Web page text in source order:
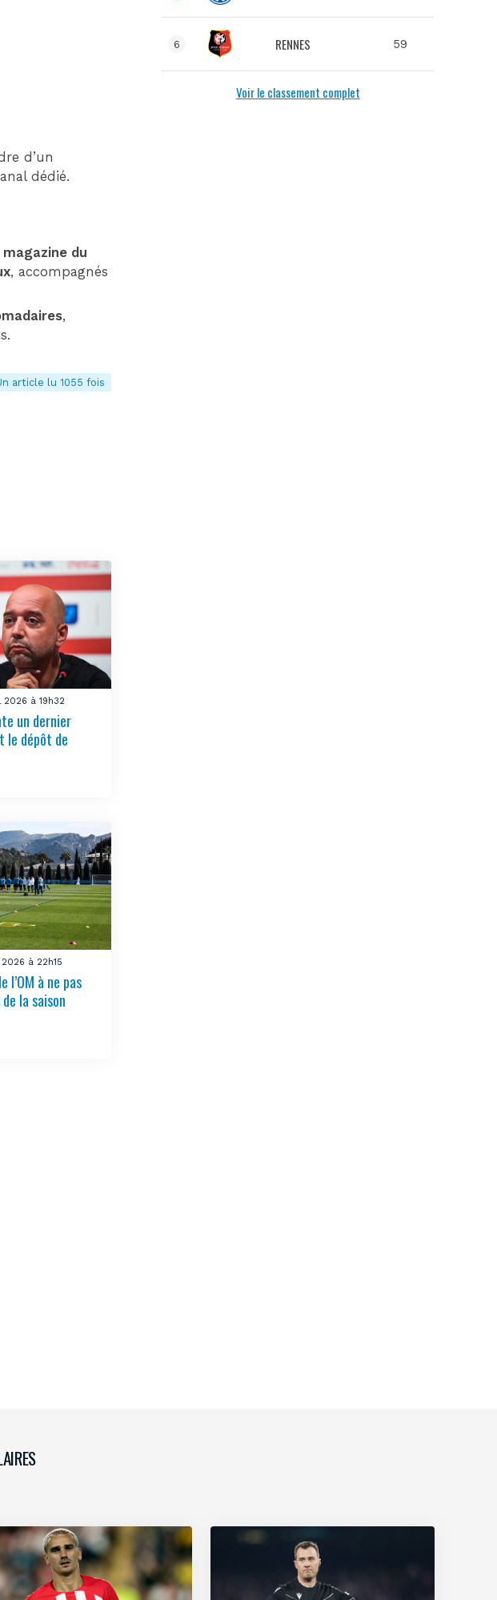
d’un
dédié.
magazine du
, accompagnés
,
article lu 1055 fois
2026 à 19h32
un dernier
le dépôt de
à 22h15
l’OM à ne pas
la saison
6 RENNES 59
Voir le classement complet